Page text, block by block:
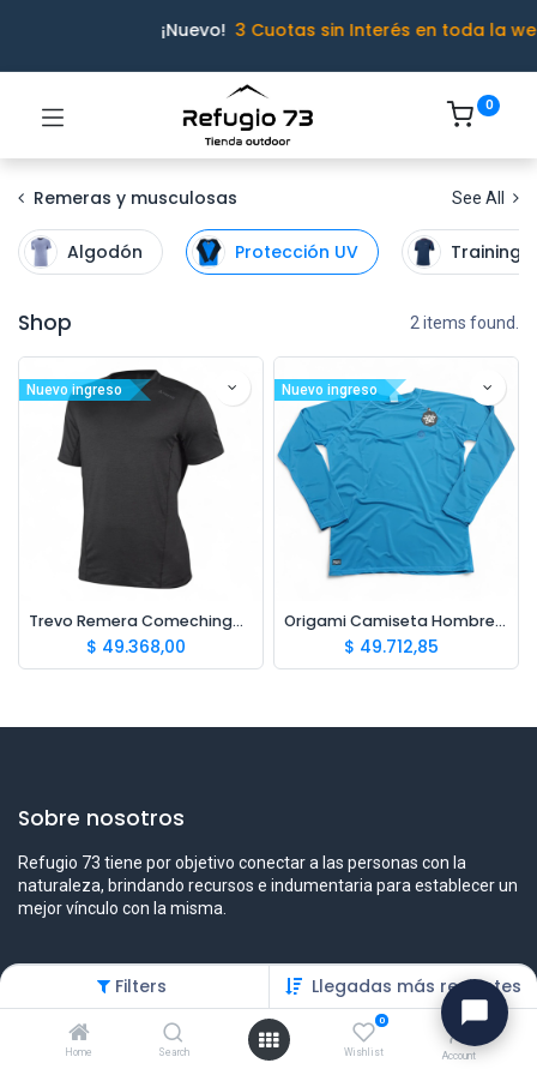
Filters Llegadas más recientes
Home Search
0
Wishlist Account
¡Nuevo! 3 Cuotas sin Interés en toda la
0
Remeras y musculosas See All
Algodón Protección UV Training
Shop 2 items found.
Nuevo ingreso
Trevo Remera Comechingon M
$ 49.368,00
Nuevo ingreso
Origami Camiseta Hombre UPF 50+ Petroleo
$ 49.712,85
Ivo · Refugio 73
● En línea
Sobre nosotros
Refugio 73 tiene por objetivo conectar a las personas con la
naturaleza, brindando recursos e indumentaria para establecer un
mejor vínculo con la misma.
Contáctenos
Contáctenos